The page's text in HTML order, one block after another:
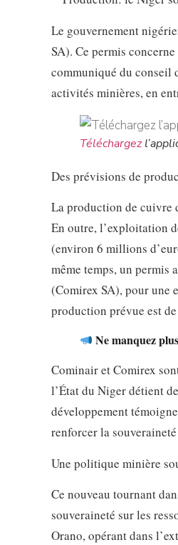
Le gouvernement
SA). Ce permis
communiqué du conseil
activités minières, en
Téléchargez
Des prévisions de
La production de cuivre
En outre, l’exploitation
(environ 6 millions
même temps, un permis
(Comirex SA), pour une
production prévue est
Ne manquez
Cominair et Comirex
l’État du Niger détient
développement
renforcer la
Une politique minière
Ce nouveau tournant
souveraineté sur les
Orano, opérant dans